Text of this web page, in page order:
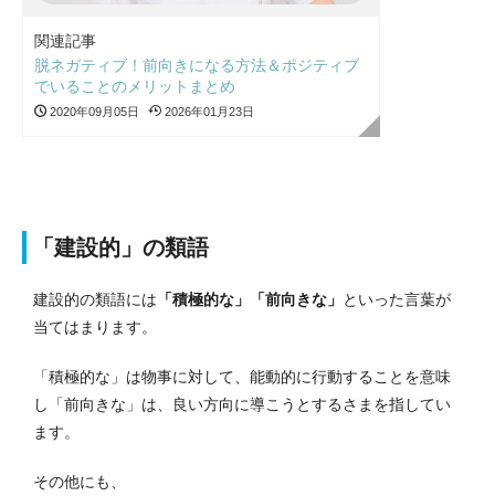
関連記事
脱ネガティブ！前向きになる方法＆ポジティブ
でいることのメリットまとめ
2020年09月05日 2026年01月23日
「建設的」の類語
建設的の類語には 「積極的な」「前向きな」 といった言葉が
当てはまります。
「積極的な」は物事に対して、能動的に行動することを意味
し「前向きな」は、良い方向に導こうとするさまを指してい
ます。
その他にも、